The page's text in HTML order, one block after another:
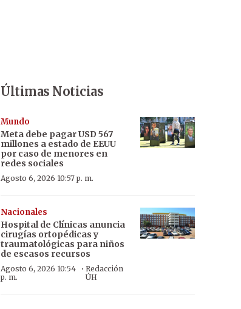
Últimas Noticias
Mundo
Meta debe pagar USD 567
millones a estado de EEUU
por caso de menores en
redes sociales
Agosto 6, 2026 10:57 p. m.
Nacionales
Hospital de Clínicas anuncia
cirugías ortopédicas y
traumatológicas para niños
de escasos recursos
Agosto 6, 2026 10:54
p. m.
· Redacción
ÚH